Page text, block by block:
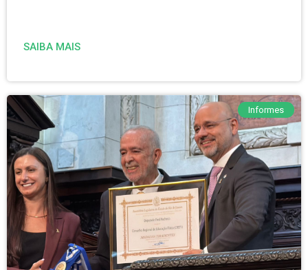
SAIBA MAIS
Informes